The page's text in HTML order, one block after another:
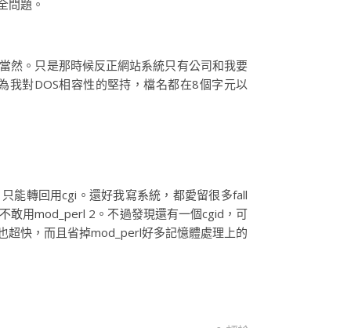
問題。
然。只是那時候反正網站系統只有公司和我要
我對DOS相容性的堅持，檔名都在8個字元以
能轉回用cgi。還好我寫系統，都愛留很多fall
敢用mod_perl 2。不過發現還有一個cgid，可
快，而且省掉mod_perl好多記憶體處理上的